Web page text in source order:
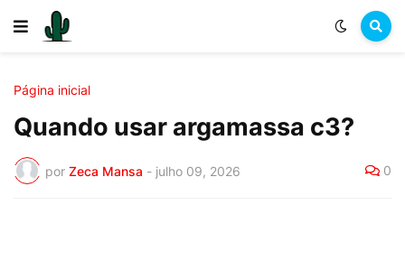
Página inicial
Quando usar argamassa c3?
por Zeca Mansa - julho 09, 2026 0